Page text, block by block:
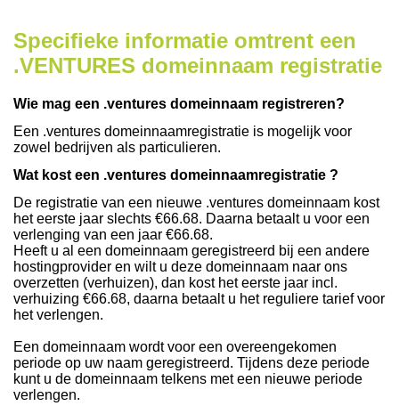
Specifieke informatie omtrent een
.VENTURES domeinnaam registratie
Wie mag een .ventures domeinnaam registreren?
Een .ventures domeinnaamregistratie is mogelijk voor
zowel bedrijven als particulieren.
Wat kost een .ventures domeinnaamregistratie ?
De registratie van een nieuwe .ventures domeinnaam kost
het eerste jaar slechts €66.68. Daarna betaalt u voor een
verlenging van een jaar €66.68.
Heeft u al een domeinnaam geregistreerd bij een andere
hostingprovider en wilt u deze domeinnaam naar ons
overzetten (verhuizen), dan kost het eerste jaar incl.
verhuizing €66.68, daarna betaalt u het reguliere tarief voor
het verlengen.
Een domeinnaam wordt voor een overeengekomen
periode op uw naam geregistreerd. Tijdens deze periode
kunt u de domeinnaam telkens met een nieuwe periode
verlengen.